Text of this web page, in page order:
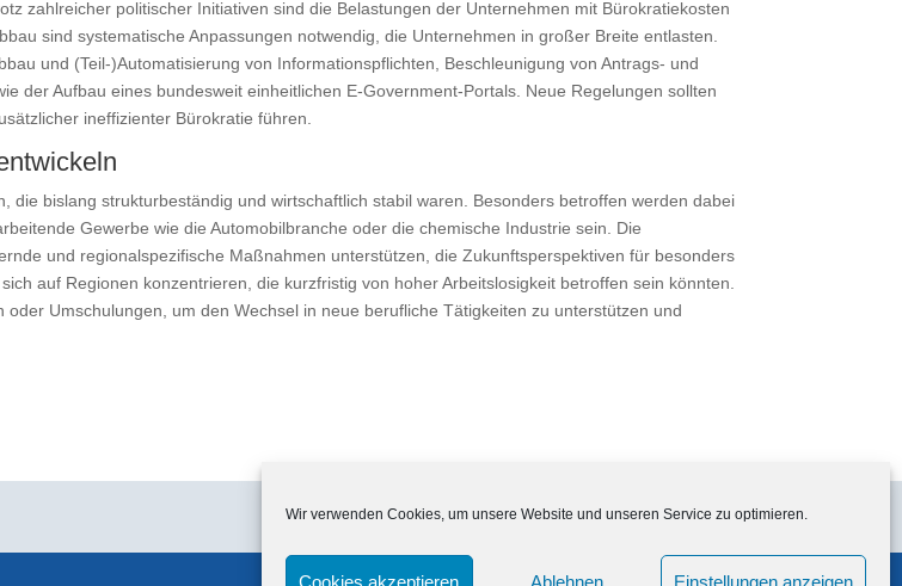
Wir verwenden Cookies, um unsere Website und unseren Service zu optimieren.
Cookies akzeptieren Ablehnen Einstellungen anzeigen
zahlreicher politischer Initiativen sind die Belastungen der Unternehmen mit Bürokratiekosten
sind systematische Anpassungen notwendig, die Unternehmen in großer Breite entlasten.
und (Teil-)Automatisierung von Informationspflichten, Beschleunigung von Antrags- und
der Aufbau eines bundesweit einheitlichen E-Government-Portals. Neue Regelungen sollten
ineffizienter Bürokratie führen.
bislang strukturbeständig und wirtschaftlich stabil waren. Besonders betroffen werden dabei
Gewerbe wie die Automobilbranche oder die chemische Industrie sein. Die
und regionalspezifische Maßnahmen unterstützen, die Zukunftsperspektiven für besonders
auf Regionen konzentrieren, die kurzfristig von hoher Arbeitslosigkeit betroffen sein könnten.
Umschulungen, um den Wechsel in neue berufliche Tätigkeiten zu unterstützen und